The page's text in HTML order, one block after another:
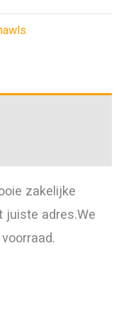
zakelijke
juiste adres.We